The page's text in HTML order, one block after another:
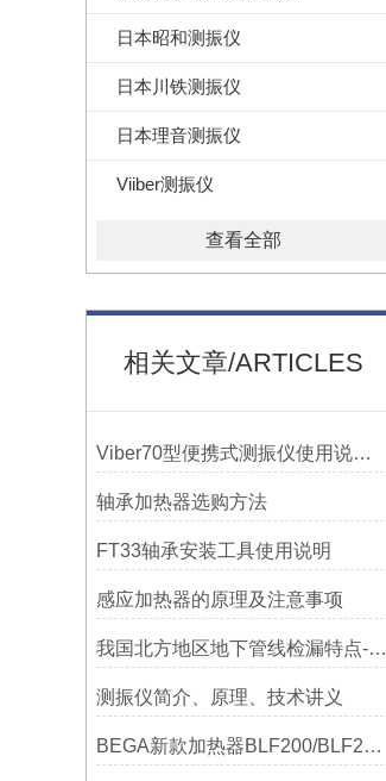
日本昭和测振仪
日本川铁测振仪
日本理音测振仪
Viiber测振仪
查看全部
相关文章/ARTICLES
Viber70型便携式测振仪使用说明书-宁波市镇海利德仪器设备公司
轴承加热器选购方法
FT33轴承安装工具使用说明
感应加热器的原理及注意事项
我国北方地区地下管线检漏特点-宁波利德仪器
测振仪简介、原理、技术讲义
BEGA新款加热器BLF200/BLF201/BLF202参数选型表